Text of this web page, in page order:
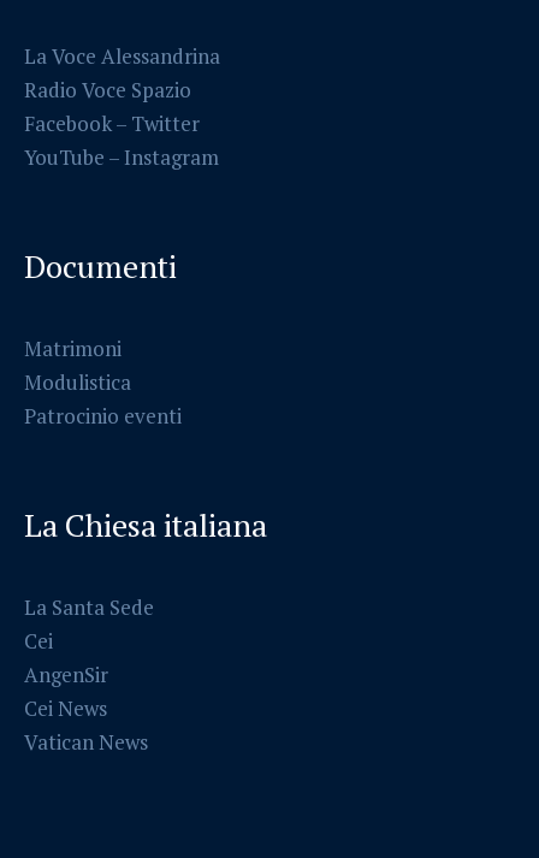
La Voce Alessandrina
Radio Voce Spazio
Facebook– Twitter
YouTube – Instagram
Documenti
Matrimoni
Modulistica
Patrocinio eventi
La Chiesa italiana
La Santa Sede
Cei
AngenSir
Cei News
Vatican News